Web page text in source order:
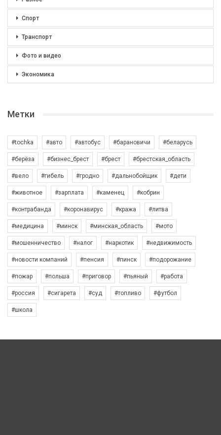
Спорт
Транспорт
Фото и видео
Экономика
Метки
#tochka #авто #автобус #барановичи #беларусь
#берёза #бизнес_брест #брест #брестская_область
#вело #гибель #гродно #дальнобойщик #дети
#животное #зарплата #каменец #кобрин
#контрабанда #коронавирус #кража #литва
#медицина #минск #минская_область #мото
#мошенничество #налог #наркотик #недвижимость
#новости компаний #пенсия #пинск #подорожание
#пожар #польша #приговор #пьяный #работа
#россия #сигарета #суд #топливо #футбол
#школа